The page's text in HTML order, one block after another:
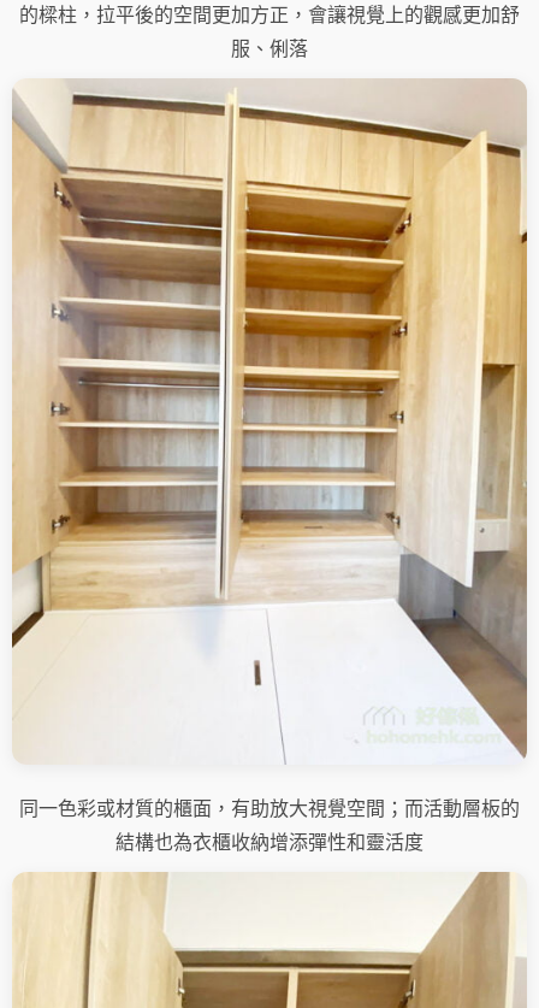
的樑柱，拉平後的空間更加方正，會讓視覺上的觀感更加舒
服、俐落
同一色彩或材質的櫃面，有助放大視覺空間；而活動層板的
結構也為衣櫃收納增添彈性和靈活度